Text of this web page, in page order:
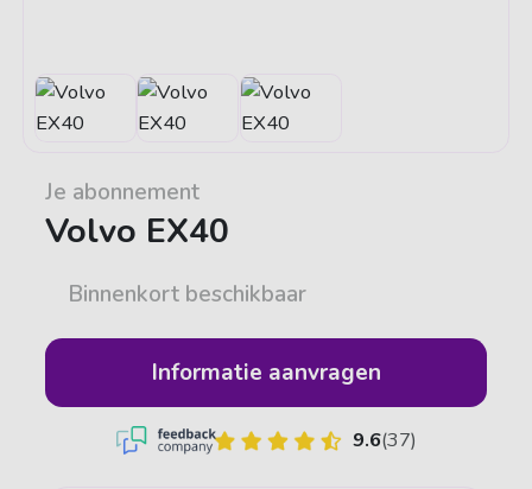
Je abonnement
Volvo EX40
Binnenkort beschikbaar
Informatie aanvragen
9.6(37)